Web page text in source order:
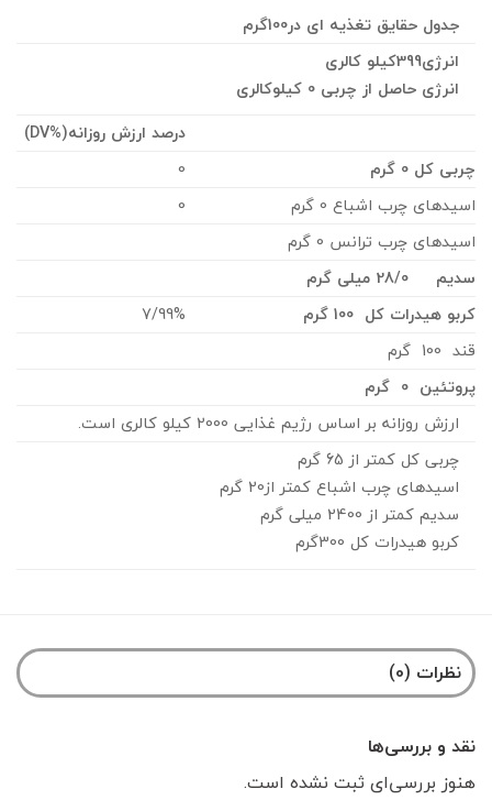
جدول حقایق تغذیه ای در100گرم
انرژی399کیلو کالری
انرژی حاصل از چربی 0 کیلوکالری
درصد ارزش روزانه(%DV)
چربی کل 0 گرم
0
اسیدهای چرب اشباع 0 گرم
0
اسیدهای چرب ترانس 0 گرم
سدیم 28/0 میلی گرم
کربو هیدرات کل 100 گرم
7/99%
قند 100 گرم
پروتئین 0 گرم
ارزش روزانه بر اساس رژیم غذایی 2000 کیلو کالری است.
چربی کل کمتر از 65 گرم
اسیدهای چرب اشباع کمتر از20 گرم
سدیم کمتر از 2400 میلی گرم
کربو هیدرات کل 300گرم
نظرات (0)
نقد و بررسی‌ها
هنوز بررسی‌ای ثبت نشده است.